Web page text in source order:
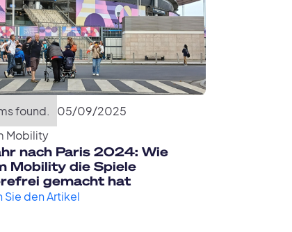
found. 05/09/2025
Mobility
nach Paris 2024: Wie
Mobility die Spiele
gemacht hat
Sie den Artikel